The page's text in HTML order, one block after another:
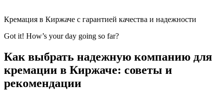
Кремация в Киржаче с гарантией качества и надежности
Got it! How’s your day going so far?
Как выбрать надежную компанию для
кремации в Киржаче: советы и
рекомендации